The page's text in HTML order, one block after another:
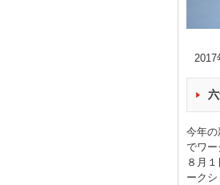
2017
今年の
でワー
８月
ークシ